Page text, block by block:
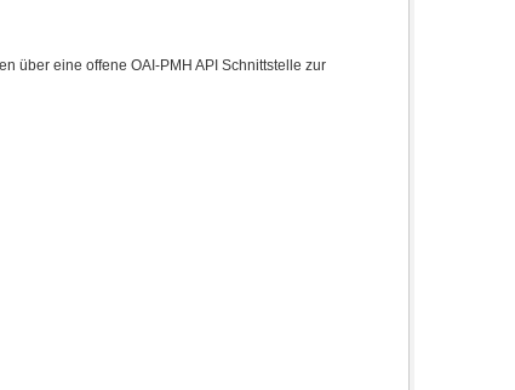
über eine offene OAI-PMH API Schnittstelle zur